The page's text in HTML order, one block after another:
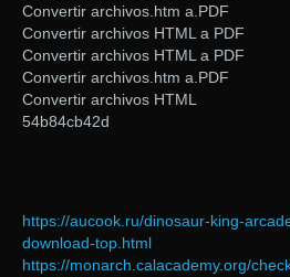
Convertir archivos.htm a.PDF
Convertir archivos HTML a PDF
Convertir archivos HTML a PDF
Convertir archivos.htm a.PDF
Convertir archivos HTML
54b84cb42d
https://aucook.ru/dinosaur-king-
download-top.html
https://monarch.calacademy.org/